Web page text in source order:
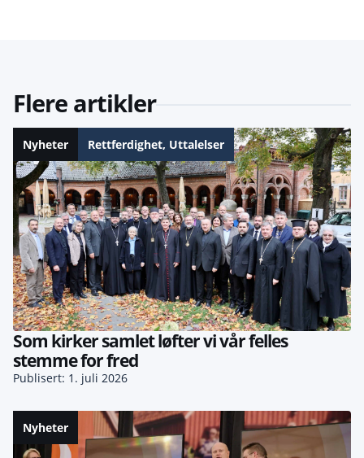
Flere artikler
Nyheter Rettferdighet, Uttalelser
Som kirker samlet løfter vi vår felles
stemme for fred
Publisert: 1. juli 2026
Nyheter